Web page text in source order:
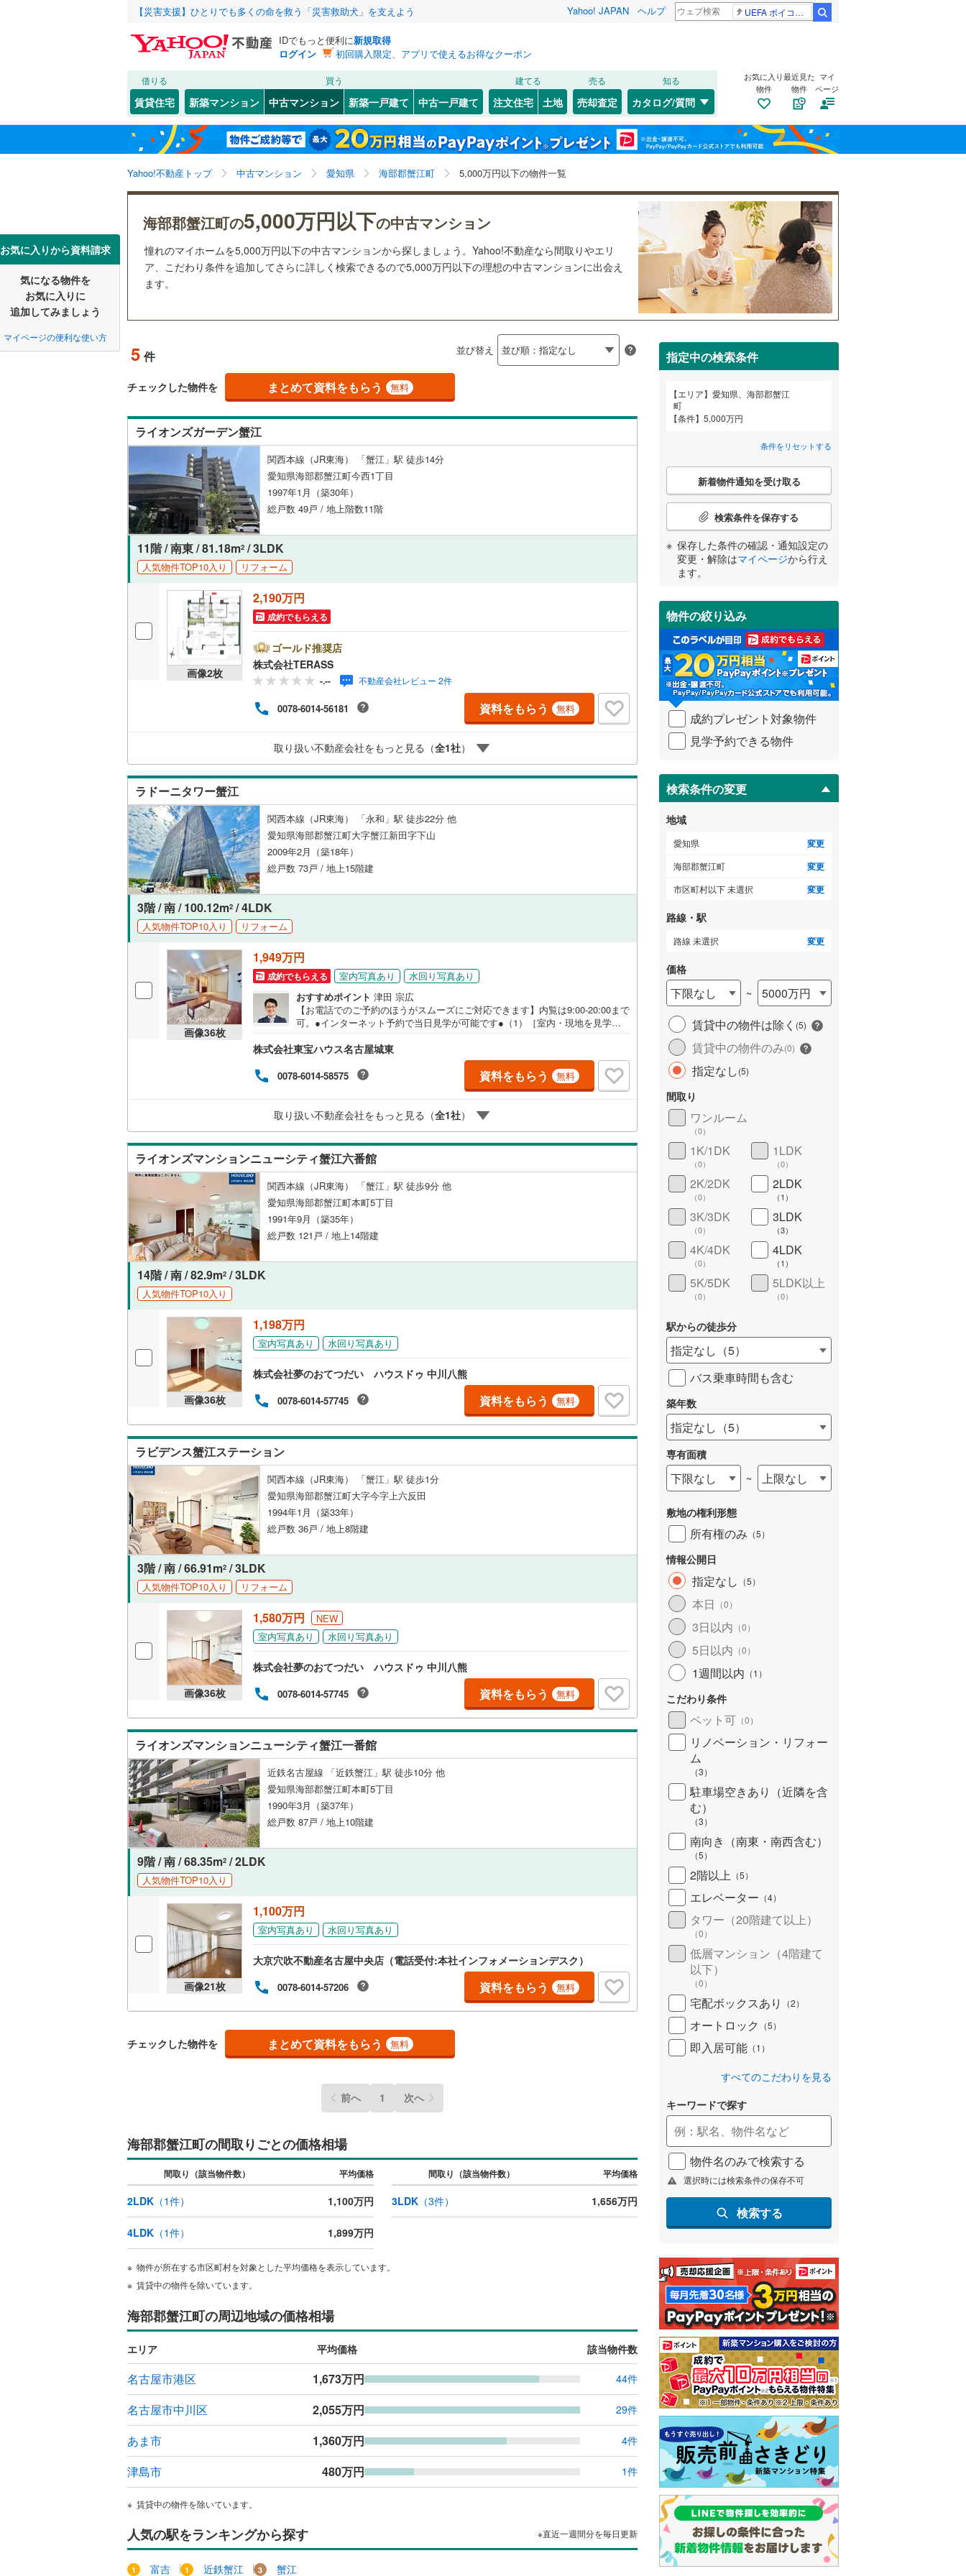
【災害支援】ひとりでも多くの命を救う「災害救助犬」を支えよう Yahoo! JAPAN ヘルプ UEFA ボイコット継続
IDでもっと便利に新規取得
ログイン
初回購入限定、アプリで使えるお得なクーポン
借りる
賃貸住宅
買う
新築マンション 中古マンション 新築一戸建て 中古一戸建て
建てる
注文住宅 土地
売る
売却査定
知る
カタログ/質問
お気に入り
物件
最近見た
物件
マイ
ページ
Yahoo!不動産トップ 中古マンション 愛知県 海部郡蟹江町 5,000万円以下の物件一覧
お気に入りから資料請求
気になる物件を
お気に入りに
追加してみましょう
マイページの便利な使い方
海部郡蟹江町の5,000万円以下の中古マンション
憧れのマイホームを5,000万円以下の中古マンションから探しましょう。Yahoo!不動産なら間取りやエリ
ア、こだわり条件を追加してさらに詳しく検索できるので5,000万円以下の理想の中古マンションに出会え
ます。
5 件 並び替え
チェックした物件を まとめて資料をもらう 無料
ライオンズガーデン蟹江
関西本線（JR東海） 「蟹江」駅 徒歩14分
愛知県海部郡蟹江町今西1丁目
1997年1月（築30年）
総戸数 49戸 / 地上階数11階
11階 / 南東 / 81.18m2 / 3LDK
人気物件TOP10入り リフォーム
画像2枚
2,190万円
成約でもらえる
ゴールド推奨店
株式会社TERASS
-.-- 不動産会社レビュー 2件
0078-6014-56181 資料をもらう 無料
取り扱い不動産会社をもっと見る（全1社）
ラドーニタワー蟹江
関西本線（JR東海） 「永和」駅 徒歩22分 他
愛知県海部郡蟹江町大字蟹江新田字下山
2009年2月（築18年）
総戸数 73戸 / 地上15階建
3階 / 南 / 100.12m2 / 4LDK
人気物件TOP10入り リフォーム
画像36枚
1,949万円
成約でもらえる 室内写真あり
水回り写真あり
おすすめポイント 津田 宗広
【お電話でのご予約のほうがスムーズにご対応できます】内覧は9:00-20:00まで
可。●インターネット予約で当日見学が可能です●（1）［室内・現地を見学す
望日時をご記入ください！《東宝ハウス名古屋城東のこだわり》スタッフ一
同、すべてのお客様に対して、自分の家族や仲の良い友人に対するときと同じ
気持ちで接客させていただいています。お客様ひとりひとりが理想の住宅と出
会い、住宅ローンやその他のサービスの内容にもご満足いただき、ご納得され
は安全で安心な取引を実現することはプロとしての使命です。営業スタッフを
管理職が常にサポートする体制で、ダブルチェックはもちろん何度も報告と確
います！
株式会社東宝ハウス名古屋城東
0078-6014-58575 資料をもらう 無料
取り扱い不動産会社をもっと見る（全1社）
ライオンズマンションニューシティ蟹江六番館
関西本線（JR東海） 「蟹江」駅 徒歩9分 他
愛知県海部郡蟹江町本町5丁目
1991年9月（築35年）
総戸数 121戸 / 地上14階建
14階 / 南 / 82.9m2 / 3LDK
人気物件TOP10入り
画像36枚
1,198万円
室内写真あり 水回り写真あり
株式会社夢のおてつだい ハウスドゥ 中川八熊
0078-6014-57745 資料をもらう 無料
ラビデンス蟹江ステーション
関西本線（JR東海） 「蟹江」駅 徒歩1分
愛知県海部郡蟹江町大字今字上六反田
1994年1月（築33年）
総戸数 36戸 / 地上8階建
3階 / 南 / 66.91m2 / 3LDK
人気物件TOP10入り リフォーム
画像36枚
1,580万円
NEW
室内写真あり
水回り写真あり
株式会社夢のおてつだい ハウスドゥ 中川八熊
0078-6014-57745 資料をもらう 無料
ライオンズマンションニューシティ蟹江一番館
近鉄名古屋線 「近鉄蟹江」駅 徒歩10分 他
愛知県海部郡蟹江町本町5丁目
1990年3月（築37年）
総戸数 87戸 / 地上10階建
9階 / 南 / 68.35m2 / 2LDK
人気物件TOP10入り
画像21枚
1,100万円
室内写真あり 水回り写真あり
大京穴吹不動産名古屋中央店（電話受付:本社インフォメーションデスク）
0078-6014-57206 資料をもらう 無料
チェックした物件を まとめて資料をもらう 無料
前へ 1 次へ
海部郡蟹江町の間取りごとの価格相場
間取り（該当物件数） 平均価格 間取り（該当物件数） 平均価格
2LDK （1件） 1,100万円 3LDK（3件） 1,656万円
4LDK （1件） 1,899万円
物件が所在する市区町村を対象とした平均価格を表示しています。
賃貸中の物件を除いています。
海部郡蟹江町の周辺地域の価格相場
エリア 平均価格 該当物件数
名古屋市港区 1,673万円 44件
名古屋市中川区 2,055万円 29件
あま市 1,360万円 4件
津島市 480万円 1件
賃貸中の物件を除いています。
人気の駅をランキングから探す ※直近一週間分を毎日更新
富吉 近鉄蟹江 蟹江
指定中の検索条件
エリア
愛知県、海部郡蟹江
町
条件
5,000万円
条件をリセットする
こ
検
条
件
受
け
取
る
・
条
件
を
イ
ペ
ジ
に
保
存
す
る
新着物件通知を受け取る
検索条件を保存する
保存した条件の確認・通知設定の
変更・解除はマイページから行え
ます。
物件の絞り込み
成約プレゼント対象物件
見学予約できる物件
検索条件の変更
地域
愛知県 変更
海部郡蟹江町 変更
市区町村以下 未選択 変更
路線・駅
路線 未選択 変更
価格
下限なし ~
5000万円
賃貸中の物件は除く (5)
賃貸中の物件のみ(0)
指定なし(5)
間取り
ワンルーム
（0）
1K/1DK
（0）
1LDK
（0）
2K/2DK
（0）
2LDK
（1 ）
3K/3DK
（0）
3LDK
（3）
4K/4DK
（0）
4LDK
（1 ）
5K/5DK
（0）
5LDK以上
（0）
駅からの徒歩分
指定なし （5）
バス乗車時間も含む
築年数
指定なし （5）
専有面積
下限なし ~ 上限なし
敷地の権利形態
所有権のみ （5）
情報公開日
指定なし （5）
本日 （0）
3日以内 （0）
5日以内 （0）
1週間以内 （1 ）
こだわり条件
ペット可 （0）
リノベーション・リフォー
ム
（3）
駐車場空きあり（近隣を含
む）
（3）
南向き（南東・南西含む）
（5）
2階以上 （5）
エレベーター （4）
タワー（20階建て以上）
（0）
低層マンション（4階建て
以下）
（0）
宅配ボックスあり （2）
オートロック （5）
即入居可能 （1 ）
すべてのこだわりを見る
キーワードで探す
物件名のみで検索する
選択時には検索条件の保存不可
検索する
北海道 北海道
東北 青森 岩手 宮城 秋田 山形 福島
関東 東京 神奈川 埼玉 千葉 茨城
長野
東海 愛知 岐阜 静岡 三重
近畿 和歌山
中国 鳥取 島根 岡山 広島 山口
高知
福岡 佐賀 長崎 鹿児島 沖縄
該当物件0件 条件をリセットする
名古屋市 千種区(125) 東区(59) 北区(47)
西区(38) 中村区(36) 中区(177)
昭和区
(41 ) 瑞穂区(34)
中川区(33)
)
守山区 ( 50 緑区 (82)
天白区(72 )
かの地域
一宮市(
津島市(3) 碧南市(1)
刈谷市(22)
犬山市(
稲沢市 (9) 東海市(19)
大府市( 13) 知立市(7)
(6
豊明市
田原市(0)
愛西市
北名古屋市
弥富市
あま市(4)
長久手市(25 西春日井郡豊山町(1)
丹羽郡大口町( 海部郡大治町(4)
海部郡蟹江町(5 知多郡阿久比町 (0
知多郡東浦町( 知多郡南知多町 (10) 知多郡美浜町 0 )
北設楽郡設楽町(0)
北設楽郡東栄町(0) 北設楽郡豊根村(0)
該当物件0件 条件をリセットする
大字今(1) 大字蟹江新田(1) 本町(2)
今西(1)
該当物件0件 条件をリセットする
JR 東海道本線(0) 飯田線(0) 中央本線（JR東海）(0)
武豊線(0) 関西本線（JR東海）(5) 東海道新幹線
地下鉄 名古屋市営地下鉄東山線(0) 名古屋市営地下鉄名城線(0) 名古屋市営地下鉄鶴舞線(0)
私鉄・その他 愛知環状鉄道 0) 東海交通事業城北線 名古屋臨海高速鉄道あおなみ線(0)
豊橋鉄道東田本線(0) 豊橋鉄道渥美線(0) 愛知高速交通リニモ(0)
名鉄名古屋本線(0 名鉄豊川線 (0 名鉄西尾線(0)
名鉄豊田線
名鉄津島線(0 ) 名鉄尾西線(0)
名鉄犬山線(0 )
近鉄名古屋線
該当物件0件 条件をリセットする
該当物件0件 条件をリセットする
こだわり条件 リフォーム、リノベーション
リノベーション・リフォーム
（3）
築古・築30年以上（3）
共用設備
宅配ボックスあり（2 自転車置き場（1）
トランクルーム （ 0 エレベーター バイク置き場 0）
駐車場空きあり（近隣を含む）
オートロック（5） 防犯カメラ（0）
管理・管理規約
24時間有人管理（0）
配置、向き、建ち方、日当たり
2階以上
階下に住戸なし （0）
構造・規模・施工・品質・工法関連
制震構造 （0）
大規模（総戸数200以上）
（0）
低層マンション（4階建て以
下）（ 0 ）
立地
小学校まで1km以内（0）
共用施設
キッズルーム（0） ゲストルーム（0）
（4）
間取り、居室全体
バリアフリー住宅（0）
LD
（3）
キッチン
独立型キッチン（ 0 ）
浴室
浴室乾燥機あり（2）
ルーフバルコニー（1） 専用庭 ワイドバルコニー
収納
ウォークインクローゼット
（1）
販売、価格、契約、入居関連など
即入居可能（1）
オンライン内見(相談)可
オンライン対応とは？ 詳しく見る
該当物件0件 条件をリセットする
検索条件を保存しました
この検索条件の新着物件通知は、 マイページから設定できます。
保存した条件を見る
愛知県、海部郡蟹江町、5,000万円
検索条件を保存する
マイページ
閉じる お気に入りリストを見る
閉じる
閉じる お気に入りリストを見る
閉じる